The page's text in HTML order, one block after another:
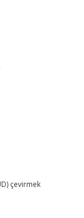
çevirmek